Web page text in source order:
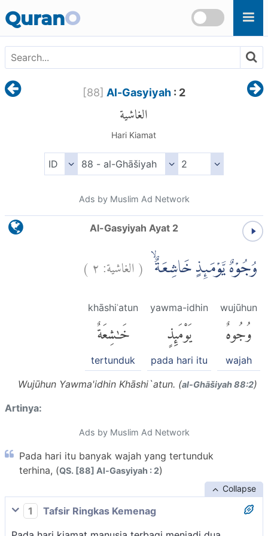
QuranO
[88] Al-Gasyiyah: 2
الغاشية
Hari Kiamat
Ads by Muslim Ad Network
Al-Gasyiyah Ayat 2
وُجُوْهٌ يَّوْمَىِٕذٍ خَاشِعَةٌ ۙ (الغاشية:٢)
wujūhun
وُجُوهٌ
wajah
yawma-idhin
يَوْمَئِذٍ
pada hari itu
khāshiʿatun
خَٰشِعَةٌ
tertunduk
Wujūhun Yawma'idhin Khāshi`atun. (al-Ghāšiyah 88:2)
Artinya:
Ads by Muslim Ad Network
Pada hari itu banyak wajah yang tertunduk
terhina, (QS. [88] Al-Gasyiyah : 2)
Collapse
1
Tafsir Ringkas Kemenag